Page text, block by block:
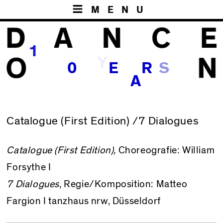
MENU
1
0 E
A
R
Catalogue (First Edition) /7 Dialogues
Catalogue (First Edition), Choreografie: William
Forsythe I
7 Dialogues, Regie/Komposition: Matteo
Fargion Itanzhaus nrw, Düsseldorf